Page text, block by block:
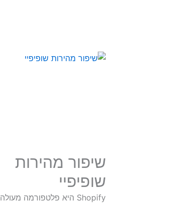
שיפור מהירות
שופיפיי
Shopify היא פלטפורמה מעולה